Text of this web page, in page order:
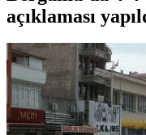
açıklaması